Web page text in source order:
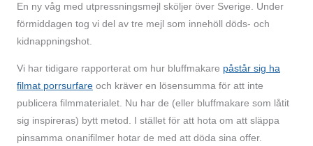
En ny våg med utpressningsmejl sköljer över Sverige. Under
förmiddagen tog vi del av tre mejl som innehöll döds- och
kidnappningshot.
Vi har tidigare rapporterat om hur bluffmakare påstår sig ha
filmat porrsurfare och kräver en lösensumma för att inte
publicera filmmaterialet. Nu har de (eller bluffmakare som låtit
sig inspireras) bytt metod. I stället för att hota om att släppa
pinsamma onanifilmer hotar de med att döda sina offer.